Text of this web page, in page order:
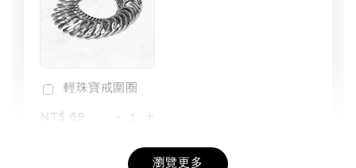
輕珠寶戒圍圈
NT$ 69
+
瀏覽更多